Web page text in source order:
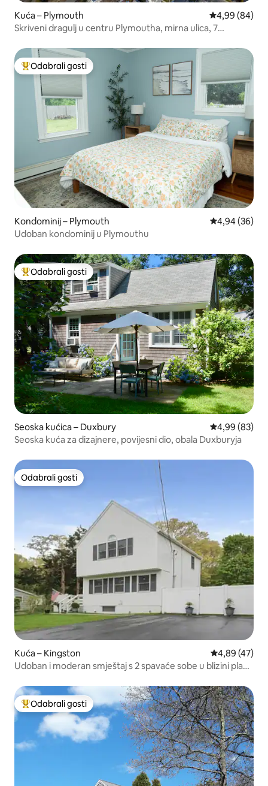
Kuća – Plymouth Prosječna
4,99 (84)
Skriveni dragulj u centru Plymoutha, mirna ulica, 7
Među najviše rangiranima s oznakom „Odabrali gosti”
Odabrali gosti
Kondominij – Plymouth Prosječna
4,94 (36)
Udoban kondominij u Plymouthu
Među najviše rangiranima s oznakom „Odabrali gosti”
Odabrali gosti
Seoska kućica – Duxbury Prosječna
4,99 (83)
Seoska kuća za dizajnere, povijesni dio, obala Duxburyja
Odabrali gosti
Odabrali gosti
Kuća – Kingston Prosječna
4,89 (47)
Udoban i moderan smještaj s 2 spavaće sobe u blizini plaže
Među najviše rangiranima s oznakom „Odabrali gosti”
Odabrali gosti